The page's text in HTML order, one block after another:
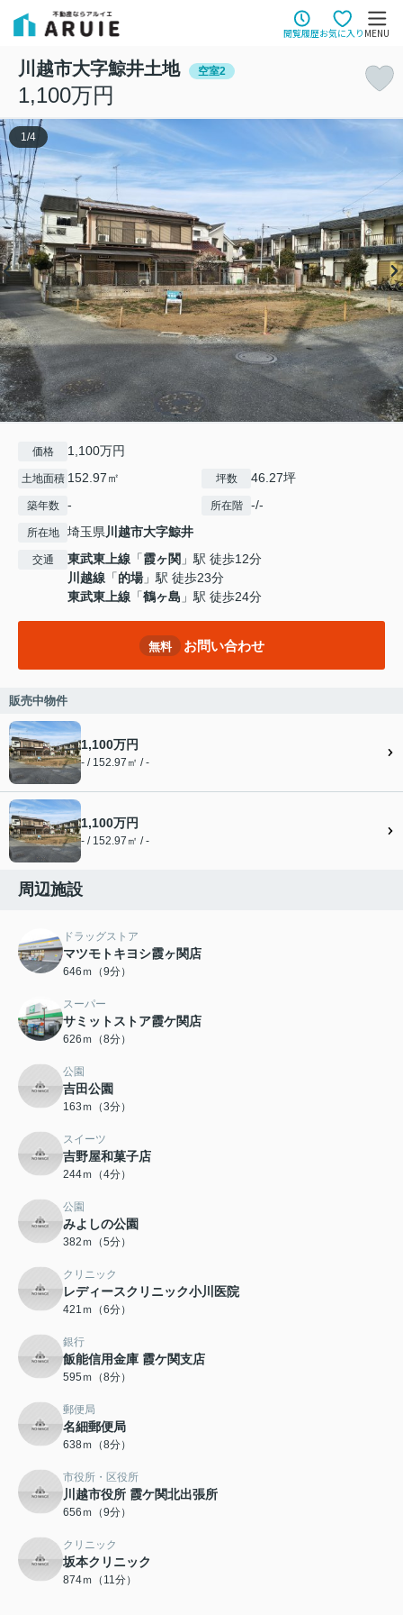
閲覧履歴お気に入り MENU
川越市大字鯨井土地 空室2
1,100万円
1/4
価格 1,100万円
土地面積 152.97㎡ 坪数 46.27坪
築年数 - 所在階 -/-
所在地 埼玉県川越市大字鯨井
交通 東武東上線 「霞ヶ関 」駅 徒歩12分
川越線 「的場」駅 徒歩23分
東武東上線 「鶴ヶ島 」駅 徒歩24分
無料 お問い合わせ
販売中物件
1,100万円
- / 152.97㎡ / -
1,100万円
- / 152.97㎡ / -
周辺施設
ドラッグストア
マツモトキヨシ霞ヶ関店
646ｍ（9分）
スーパー
サミットストア霞ケ関店
626ｍ（8分）
公園
吉田公園
163ｍ（3分）
スイーツ
吉野屋和菓子店
244ｍ（4分）
公園
みよしの公園
382ｍ（5分）
クリニック
レディースクリニック小川医院
421ｍ（6分）
銀行
飯能信用金庫 霞ケ関支店
595ｍ（8分）
郵便局
名細郵便局
638ｍ（8分）
市役所・区役所
川越市役所 霞ケ関北出張所
656ｍ（9分）
クリニック
坂本クリニック
874ｍ（11分）